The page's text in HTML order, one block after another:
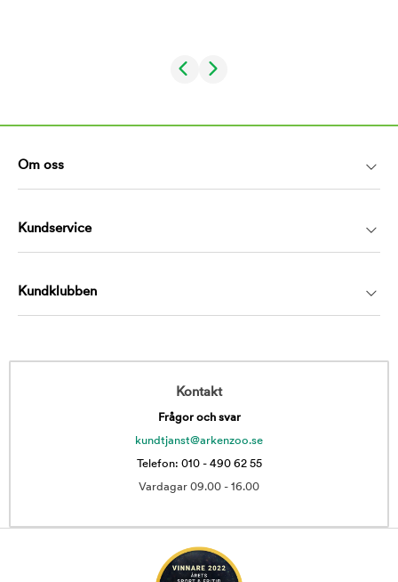
Om oss
Kundservice
Kundklubben
Kontakt
Frågor och svar
kundtjanst@arkenzoo.se
Telefon: 010 - 490 62 55
Vardagar 09.00 - 16.00